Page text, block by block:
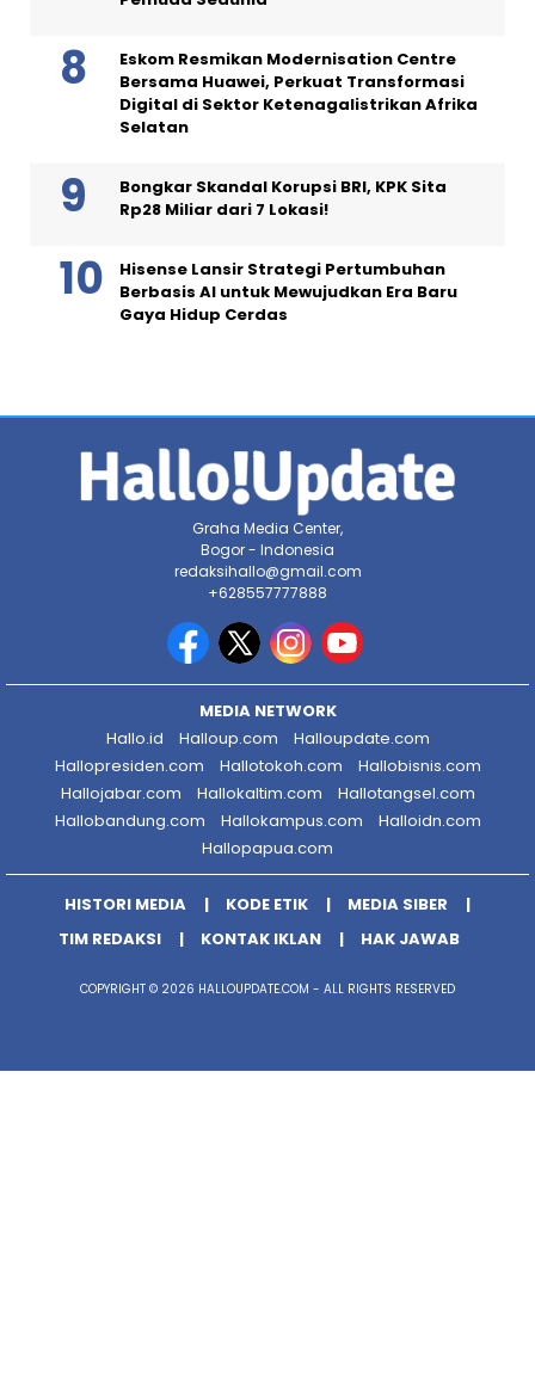
Eskom Resmikan Modernisation Centre
Bersama Huawei, Perkuat Transformasi
Digital di Sektor Ketenagalistrikan Afrika
Selatan
Bongkar Skandal Korupsi BRI, KPK Sita
Rp28 Miliar dari 7 Lokasi!
Hisense Lansir Strategi Pertumbuhan
Berbasis AI untuk Mewujudkan Era Baru
Gaya Hidup Cerdas
Graha Media Center,
Bogor - Indonesia
redaksihallo@gmail.com
+628557777888
MEDIA NETWORK
Hallo.id
Halloup.com
Halloupdate.com
Hallopresiden.com
Hallotokoh.com
Hallobisnis.com
Hallojabar.com
Hallokaltim.com
Hallotangsel.com
Hallobandung.com
Hallokampus.com
Halloidn.com
Hallopapua.com
HISTORI MEDIA KODE ETIK
MEDIA SIBER
TIM REDAKSI
KONTAK IKLAN HAK JAWAB
COPYRIGHT © 2026 HALLOUPDATE.COM - ALL RIGHTS RESERVED